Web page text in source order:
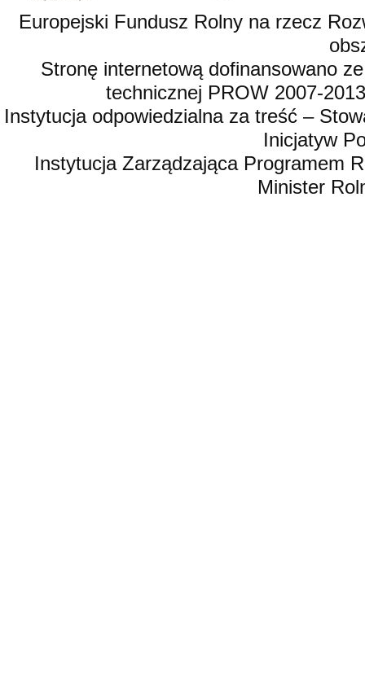
Europejski Fundusz Rolny na rzecz
Stronę internetową dofinansowano
technicznej PROW 2007-
Instytucja odpowiedzialna za treść –
Inicjatyw
Instytucja Zarządzająca Programem
Minister